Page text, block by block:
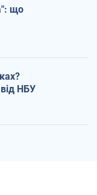
що
від НБУ